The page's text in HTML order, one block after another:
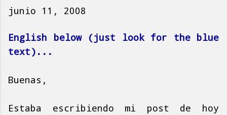
junio 11, 2008
English below (just look for the blue
text)...
Buenas,
Estaba escribiendo mi post de hoy